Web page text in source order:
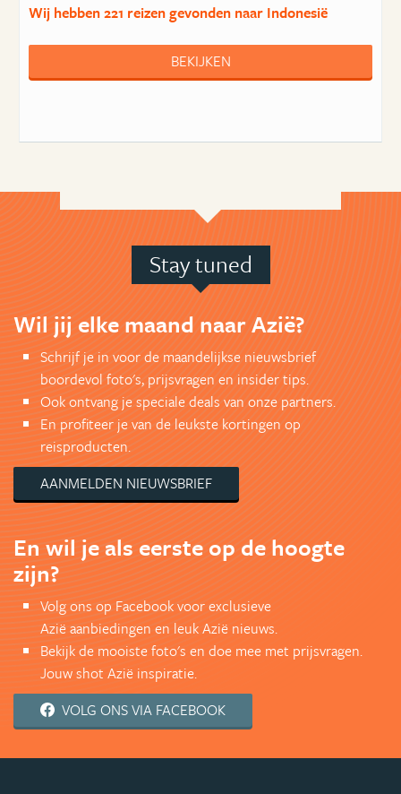
Wij hebben221 reizengevonden naar Indonesië
BEKIJKEN
Stay tuned
Wil jij elke maand naar Azië?
Schrijf je in voor de maandelijkse nieuwsbrief
boordevol foto's, prijsvragen en insider tips.
Ook ontvang je speciale deals van onze partners.
En profiteer je van de leukste kortingen op
reisproducten.
AANMELDEN NIEUWSBRIEF
En wil je als eerste op de hoogte
zijn?
Volg ons op Facebook voor exclusieve
Azië aanbiedingen en leuk Azië nieuws.
Bekijk de mooiste foto's en doe mee met prijsvragen.
Jouw shot Azië inspiratie.
VOLG ONS VIA FACEBOOK